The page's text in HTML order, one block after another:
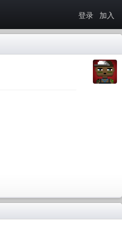
登录 加入